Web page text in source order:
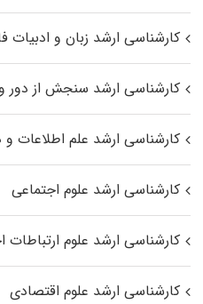
کارشناسی ارشد زبان و ادبیات
کارشناسی ارشد سنجش از دور
کارشناسی ارشد علم اطلاعات
کارشناسی ارشد علوم اجتماعی
کارشناسی ارشد علوم ارتباطات
کارشناسی ارشد علوم اقتصادی